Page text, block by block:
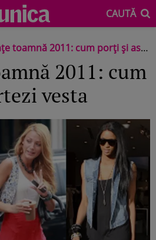
CAUTĂ
2011: cum porţi şi asortezi vesta
2011: cum
vesta